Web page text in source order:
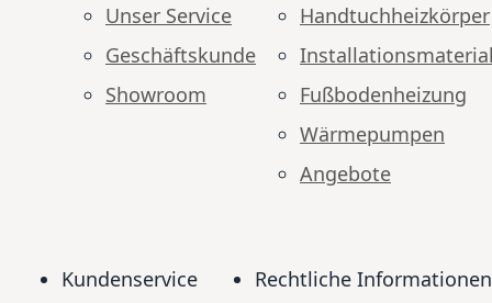
Unser Service
Geschäftskunde
Showroom
Handtuchheizkörper
Fußbodenheizung
Wärmepumpen
Angebote
Kundenservice
Rechtliche Informationen